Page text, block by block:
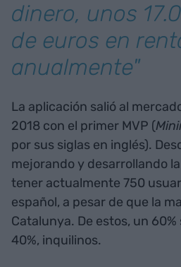
dinero, unos
de euros en
anualmente"
La aplicación salió al
2018 con el primer MVP (
por sus siglas en inglés).
mejorando y desarrollando
tener actualmente 750
español, a pesar de que la
Catalunya. De estos, un
40%, inquilinos.